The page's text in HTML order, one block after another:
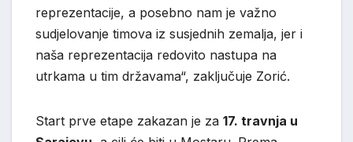
reprezentacije, a posebno nam je važno
sudjelovanje timova iz susjednih zemalja, jer i
naša reprezentacija redovito nastupa na
utrkama u tim državama“, zaključuje Zorić.
Start prve etape zakazan je za 17. travnja u